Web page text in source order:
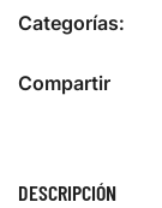
Categorías:
Compartir
DESCRIPCIÓN